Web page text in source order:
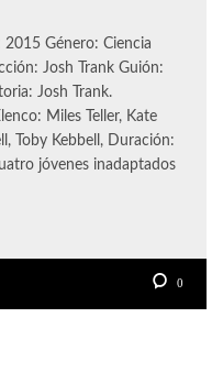
2015 Género: Ciencia
Josh Trank Guión:
Josh Trank.
Miles Teller, Kate
Toby Kebbell, Duración:
jóvenes inadaptados
0